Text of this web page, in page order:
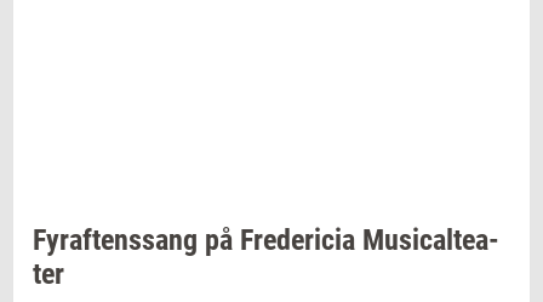
Fyraf­tens­sang på Fre­de­ri­cia Mu­si­cal­te­a­
ter